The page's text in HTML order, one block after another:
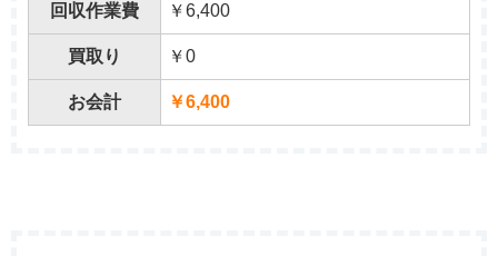
回収作業費 ￥6,400
買取り ￥0
お会計 ￥6,400